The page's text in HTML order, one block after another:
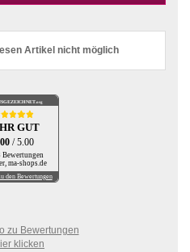
Artikel nicht möglich
.org
GUT
/ 5.00
Bewertungen
ma-shops.de
den Bewertungen
zu Bewertungen
klicken